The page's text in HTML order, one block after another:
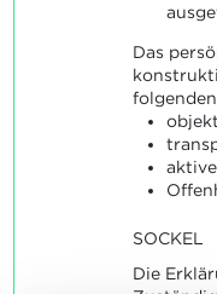
Das
SOCKEL
Die